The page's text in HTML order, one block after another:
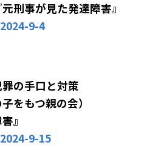
刑事が見た発達障害』
9-4
罪の手口と対策
をもつ親の会）
』
9-15